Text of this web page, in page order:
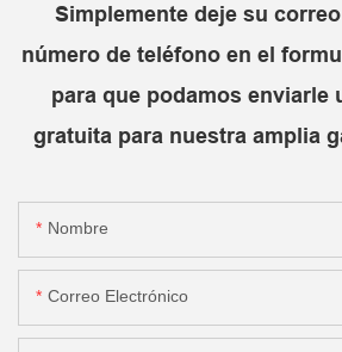
Simplemente deje su
número de teléfono en el
para que podamos enviarle
gratuita para nuestra amplia
Nombre
Correo Electrónico